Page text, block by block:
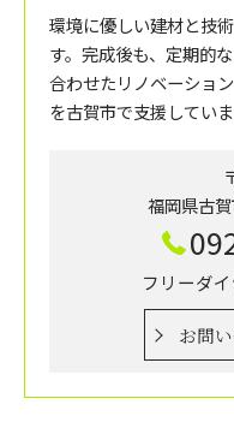
環境に優しい建材と技
す。完成後も、定期的
合わせたリノベーショ
を古賀市で支援していま
福岡県古
フリーダ
お問